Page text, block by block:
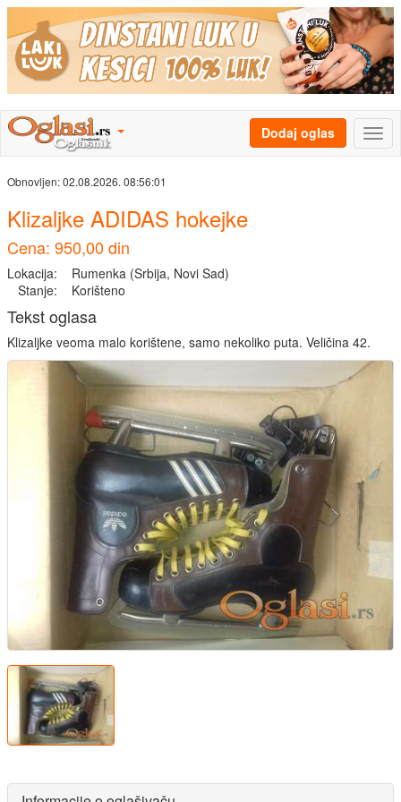
Dodaj oglas
Obnovljen:02.08.2026. 08:56:01
Klizaljke ADIDAS hokejke
Cena: 950,00 din
Lokacija:
Rumenka (Srbija, Novi Sad)
Stanje:
Korišteno
Tekst oglasa
Klizaljke veoma malo korištene, samo nekoliko puta. Veličina 42.